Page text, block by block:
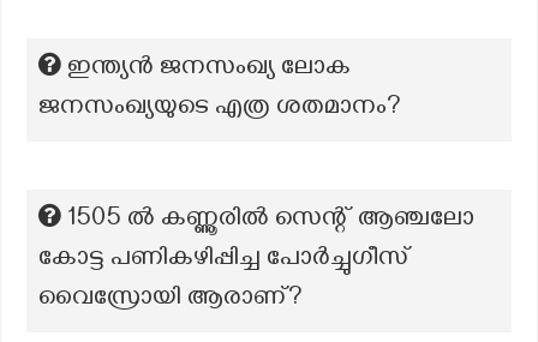
ഇന്ത്യൻ ജനസംഖ്യ ലോക
ജനസംഖ്യയുടെ എത്ര ശതമാനം?
1505 ൽ കണ്ണൂരിൽ സെന്റ് ആഞ്ചലോ
കോട്ട പണികഴിപ്പിച്ച പോർച്ചുഗീസ്
വൈസ്രോയി ആരാണ്?